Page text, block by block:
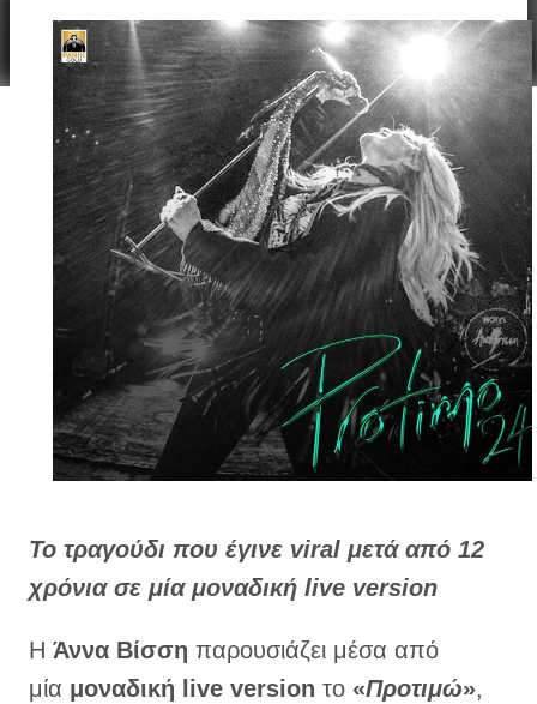
Το τραγούδι που έγινε viral μετά από 12
χρόνια σε μία μοναδική live version
Η Άννα Βίσση παρουσιάζει μέσα από
μία μοναδική live version το «Προτιμώ»,